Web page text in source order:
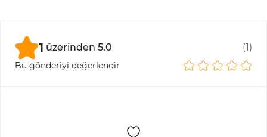
depolama cüzdanları kategorisine giren fiziksel bir
cihazdır.
1 üzerinden 5.0 (1)
Bu gönderiyi değerlendir